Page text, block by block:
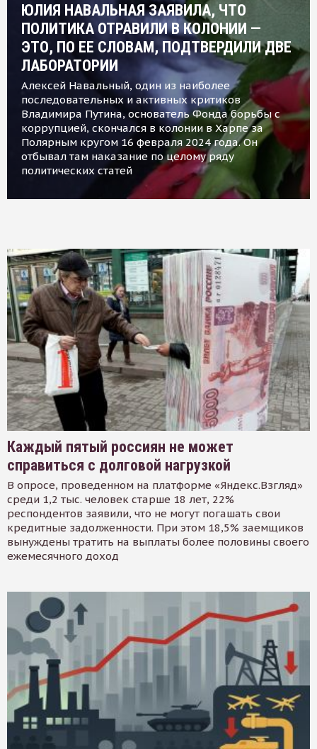
ЮЛИЯ НАВАЛЬНАЯ ЗАЯВИЛА, ЧТО
ПОЛИТИКА ОТРАВИЛИ В КОЛОНИИ —
ЭТО, ПО ЕЕ СЛОВАМ, ПОДТВЕРДИЛИ ДВЕ
ЛАБОРАТОРИИ
Алексей Навальный, один из наиболее
последовательных и активных критиков
Владимира Путина, основатель Фонда борьбы с
коррупцией, скончался в колонии в Харпе за
Полярным кругом 16 февраля 2024 года. Он
отбывал там наказание по целому ряду
политических статей
Каждый пятый россиян не может
справиться с долговой нагрузкой
В опросе, проведенном на платформе «Яндекс.Взгляд»
среди 1,2 тыс. человек старше 18 лет, 22%
респондентов заявили, что не могут погашать свои
кредитные задолженности. При этом 18,5% заемщиков
вынуждены тратить на выплаты более половины своего
ежемесячного доход